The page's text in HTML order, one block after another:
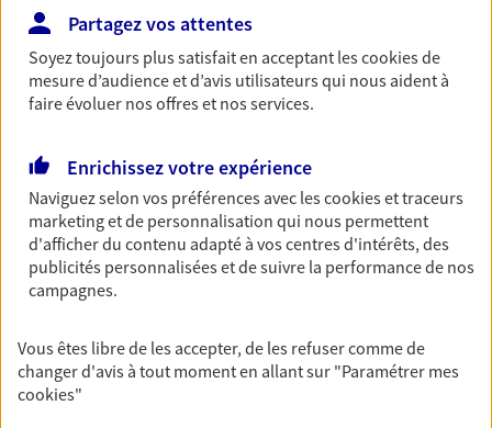
bâtissons ensemble des solutions cohérentes pour
protéger votre activité, vos collaborateurs... mais aussi
vous-même et votre famille.
vie
Achat immobilier, installation, départ à la retraite…
Autant de moments de vie qui nécessitent des solutions
d'assurance et d'épargne. Recevez un conseil d'expert
cohérent avec vos besoins
Vous aider à constituer une
épargne
Partagez vos attentes
Soyez toujours plus satisfait en acceptant lescookiesde
mesure d’audience et d’avis utilisateurs qui nous aident à
faire évoluer nos offres et nos services.
Enrichissez votre expérience
Naviguez selon vos préférences avec lescookies et traceurs
marketing et de personnalisation qui nous permettent
d'afficher du contenu adapté à vos centres d'intérêts, des
publicités personnalisées et de suivre la performance de nos
campagnes.
Vous êtes libre de les accepter, de les refuser comme de
changer d'avis à tout moment en allant sur "Paramétrer mes
cookies"